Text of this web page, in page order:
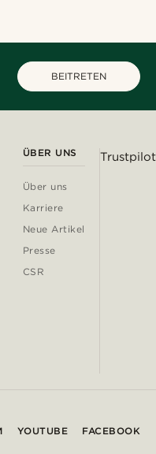
BEITRETEN
ÜBER UNS
Über uns
Karriere
Neue Artikel
Presse
CSR
Trustpilot
YOUTUBE FACEBOOK